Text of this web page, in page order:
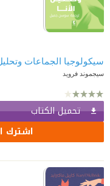
سيكولوجيا الجماعات وتحليل
سيجموند فرويد
تحميل الكتاب
اشترك